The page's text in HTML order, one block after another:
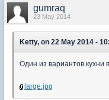
gumraq
23 May 2014
Ketty, on 22 May 2014 -
Один из вариантов кухни
large.jpg